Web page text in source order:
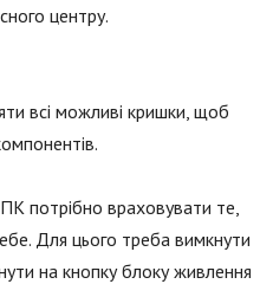
центру.
всі можливі кришки, щоб
потрібно враховувати те,
Для цього треба вимкнути
на кнопку блоку живлення